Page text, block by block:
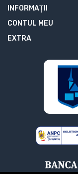
INFORMAŢII
CONTUL MEU
EXTRA